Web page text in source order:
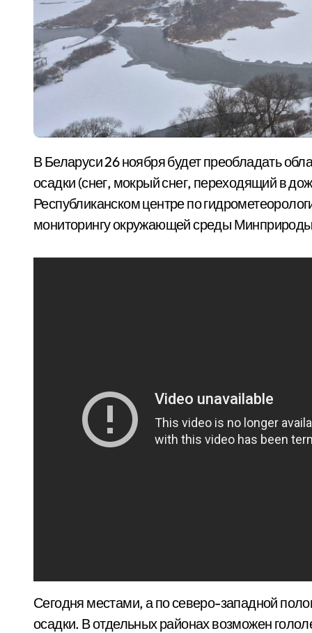
В Беларуси 26 ноября будет преобладать облачная погода, во многих районах ожидаются
осадки (снег, мокрый снег, переходящий в
Республиканском центре по
мониторингу окружающей среды
Сегодня местами, а по северо-западной
осадки. В отдельных районах возможен